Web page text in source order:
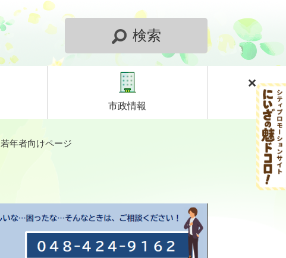
検索
市政情報
若年者向けページ